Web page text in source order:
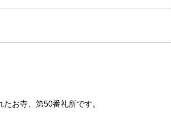
お寺、第50番礼所です。